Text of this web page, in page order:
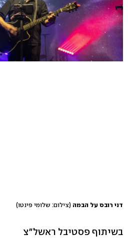
דני רובס על הבמה (צילום: שלומי פינטו)
בשיתוף פסטיבל ראשל"צ